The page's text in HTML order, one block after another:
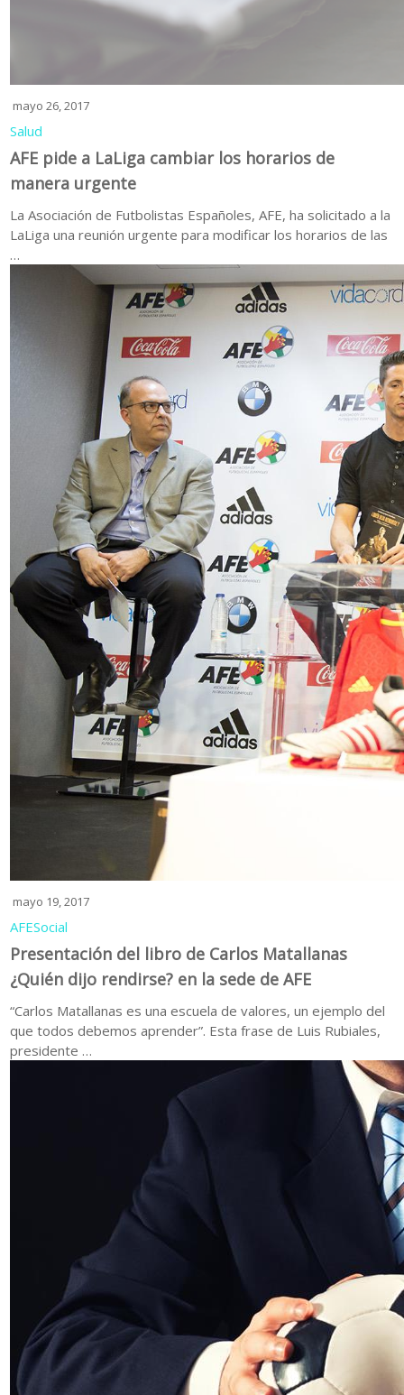
mayo 26, 2017
Salud
AFE pide a LaLiga cambiar los horarios de
manera urgente
La Asociación de Futbolistas Españoles, AFE, ha solicitado a la
LaLiga una reunión urgente para modificar los horarios de las
…
mayo 19, 2017
AFESocial
Presentación del libro de Carlos Matallanas
¿Quién dijo rendirse? en la sede de AFE
“Carlos Matallanas es una escuela de valores, un ejemplo del
que todos debemos aprender”. Esta frase de Luis Rubiales,
presidente …